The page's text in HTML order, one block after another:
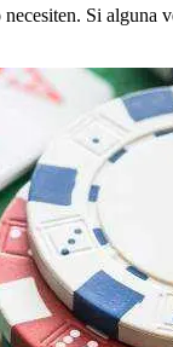
Si